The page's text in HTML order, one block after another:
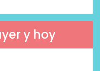
y hoy